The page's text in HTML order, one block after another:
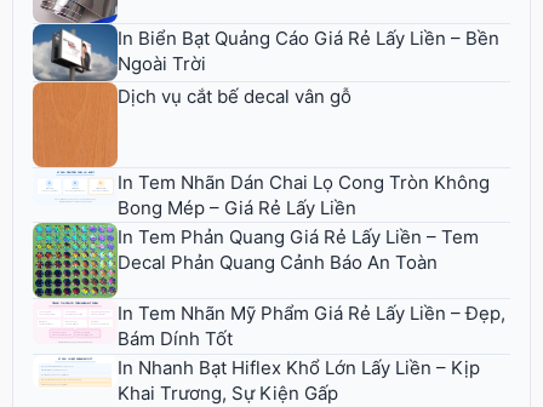
In Biển Bạt Quảng Cáo Giá Rẻ Lấy Liền – Bền
Ngoài Trời
Dịch vụ cắt bế decal vân gỗ
In Tem Nhãn Dán Chai Lọ Cong Tròn Không
Bong Mép – Giá Rẻ Lấy Liền
In Tem Phản Quang Giá Rẻ Lấy Liền – Tem
Decal Phản Quang Cảnh Báo An Toàn
In Tem Nhãn Mỹ Phẩm Giá Rẻ Lấy Liền – Đẹp,
Bám Dính Tốt
In Nhanh Bạt Hiflex Khổ Lớn Lấy Liền – Kịp
Khai Trương, Sự Kiện Gấp